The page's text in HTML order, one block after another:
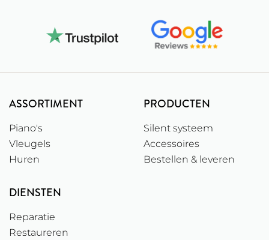
ASSORTIMENT
Piano's
Vleugels
Huren
PRODUCTEN
Silent systeem
Accessoires
Bestellen & leveren
DIENSTEN
Reparatie
Restaureren